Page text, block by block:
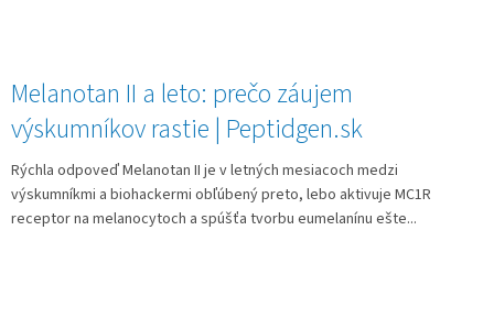
Melanotan II a leto: prečo záujem
výskumníkov rastie | Peptidgen.sk
Rýchla odpoveď Melanotan II je v letných mesiacoch medzi
výskumníkmi a biohackermi obľúbený preto, lebo aktivuje MC1R
receptor na melanocytoch a spúšťa tvorbu eumelanínu ešte...